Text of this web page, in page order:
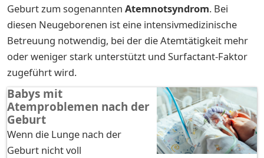
Geburt zum sogenannten Atemnotsyndrom. Bei
diesen Neugeborenen ist eine intensivmedizinische
Betreuung notwendig, bei der die Atemtätigkeit mehr
oder weniger stark unterstützt und Surfactant-Faktor
zugeführt wird.
Babys mit
Atemproblemen nach der
Geburt
Wenn die Lunge nach der
Geburt nicht voll